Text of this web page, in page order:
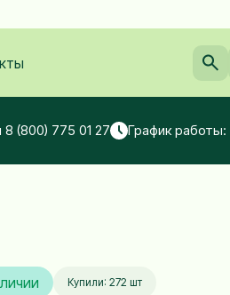
8 (800) 775 01 27 График
Купили: 272 шт